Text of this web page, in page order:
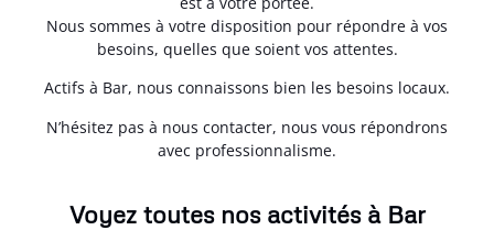
Nous sommes à votre disposition pour répondre à vos
besoins, quelles que soient vos attentes.
Actifs à Bar, nous connaissons bien les besoins locaux.
N’hésitez pas à nous contacter, nous vous répondrons
avec professionnalisme.
Voyez toutes nos activités à Bar